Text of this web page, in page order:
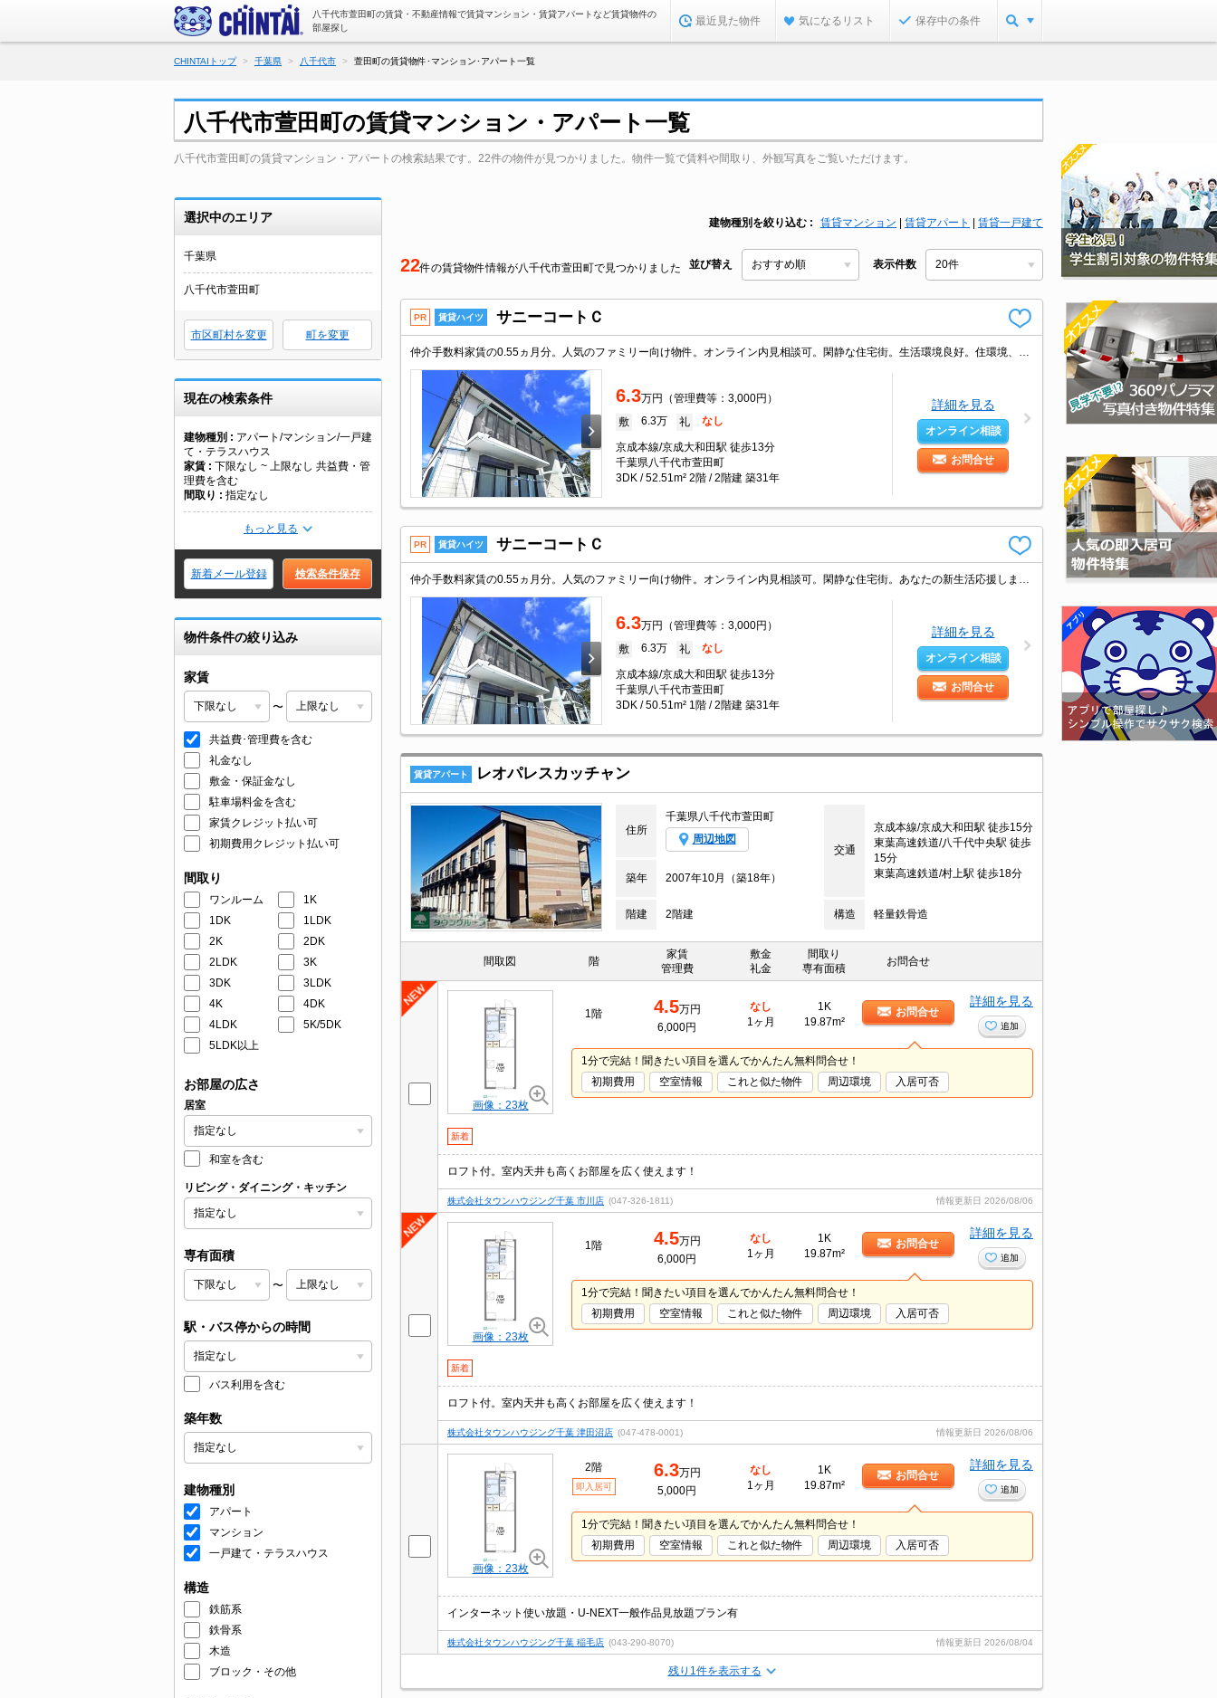
八千代市萱田町の賃貸・不動産情報で賃貸マンション・賃貸アパートなど賃貸物件の
部屋探し
最近見た物件 気になるリスト 保存中の条件
CHINTAIトップ 千葉県 八千代市 萱田町の賃貸物件･マンション･アパート一覧
八千代市萱田町の賃貸マンション・アパート一覧
八千代市萱田町の賃貸マンション・アパートの検索結果です。22件の物件が見つかりました。物件一覧で賃料や間取り、外観写真をご覧いただけます。
選択中のエリア
千葉県
八千代市萱田町
市区町村を変更 町を変更
現在の検索条件
建物種別
アパート/マンション/一戸建
て・テラスハウス
家賃
下限なし ~ 上限なし 共益費・管
理費を含む
間取り
指定なし
もっと見る
新着メール登録 検索条件保存
物件条件の絞り込み
家賃
〜
共益費･管理費を含む
礼金なし
敷金・保証金なし
駐車場料金を含む
家賃クレジット払い可
初期費用クレジット払い可
間取り
ワンルーム
1K
1DK
1LDK
2K
2DK
2LDK
3K
3DK
3LDK
4K
4DK
4LDK
5K/5DK
5LDK以上
お部屋の広さ
居室
和室を含む
リビング・ダイニング・キッチン
専有面積
〜
駅・バス停からの時間
バス利用を含む
築年数
建物種別
アパート
マンション
一戸建て・テラスハウス
構造
鉄筋系
鉄骨系
木造
ブロック・その他
建物種別を絞り込む 賃貸マンション 賃貸アパート 賃貸一戸建て
22件の賃貸物件情報が八千代市萱田町で見つかりました 並び替え 表示件数
PR 賃貸ハイツ サニーコートＣ
6.3万円（管理費等：3,000円）
敷 6.3万 礼 なし
京成本線/京成大和田駅 徒歩13分
千葉県八千代市萱田町
3DK / 52.51m² 2階 / 2階建 築31年
詳細を見る
オンライン相談
お問合せ
PR 賃貸ハイツ サニーコートＣ
6.3万円（管理費等：3,000円）
敷 6.3万 礼 なし
京成本線/京成大和田駅 徒歩13分
千葉県八千代市萱田町
3DK / 50.51m² 1階 / 2階建 築31年
詳細を見る
オンライン相談
お問合せ
賃貸アパート レオパレスカッチャン
住所
千葉県八千代市萱田町
周辺地図
交通
京成本線/京成大和田駅 徒歩15分
東葉高速鉄道/八千代中央駅 徒歩
15分
東葉高速鉄道/村上駅 徒歩18分
築年 2007年10月（築18年）
階建 2階建 構造 軽量鉄骨造
間取図 階
家賃
管理費
敷金
礼金
間取り
専有面積
お問合せ
画像：23枚
1階 4.5万円
6,000円
なし
1ヶ月
1K
19.87m²
お問合せ
詳細を見る
追加
1分で完結！聞きたい項目を選んでかんたん無料問合せ！
初期費用
空室情報 これと似た物件 周辺環境 入居可否
新着
ロフト付。室内天井も高くお部屋を広く使えます！
株式会社タウンハウジング千葉 市川店 (047-326-1811) 情報更新日 2026/08/06
画像：23枚
1階 4.5万円
6,000円
なし
1ヶ月
1K
19.87m²
お問合せ
詳細を見る
追加
1分で完結！聞きたい項目を選んでかんたん無料問合せ！
初期費用
空室情報 これと似た物件 周辺環境 入居可否
新着
ロフト付。室内天井も高くお部屋を広く使えます！
株式会社タウンハウジング千葉 津田沼店 (047-478-0001) 情報更新日 2026/08/06
画像：23枚
2階
即入居可
6.3万円
5,000円
なし
1ヶ月
1K
19.87m²
お問合せ
詳細を見る
追加
1分で完結！聞きたい項目を選んでかんたん無料問合せ！
初期費用
空室情報 これと似た物件 周辺環境 入居可否
インターネット使い放題・U-NEXT一般作品見放題プラン有
株式会社タウンハウジング千葉 稲毛店 (043-290-8070) 情報更新日 2026/08/04
残り1件を表示する